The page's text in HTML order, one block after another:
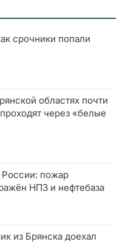
срочники попали
областях почти
через «белые
пожар
НПЗ и нефтебаза
из Брянска доехал